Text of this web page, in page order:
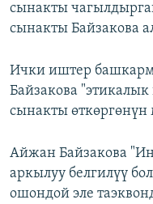
сынакты
сынакты Байзакова
Ички иштер
Байзакова
сынакты өткөргөнүн
Айжан Байзакова
аркылуу белгилүү
ошондой эле